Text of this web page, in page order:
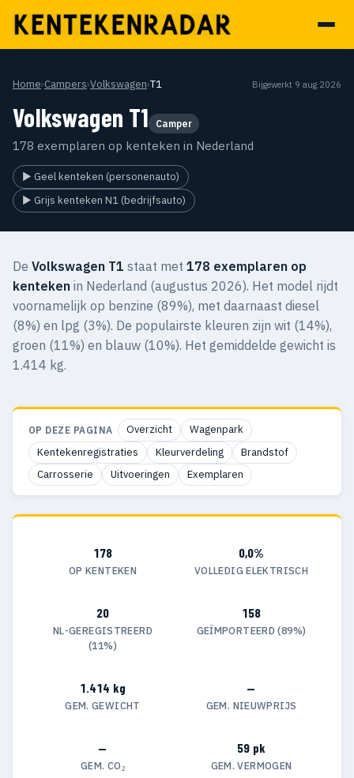
Home›Campers›Volkswagen›T1 Bijgewerkt 9 aug 2026
Volkswagen T1 Camper
178 exemplaren op kenteken in Nederland
▶ Geel kenteken (personenauto)
▶ Grijs kenteken N1 (bedrijfsauto)
De Volkswagen T1 staat met 178 exemplaren op
kenteken in Nederland (augustus 2026). Het model rijdt
voornamelijk op benzine (89%), met daarnaast diesel
(8%) en lpg (3%). De populairste kleuren zijn wit (14%),
groen (11%) en blauw (10%). Het gemiddelde gewicht is
1.414 kg.
OP DEZE PAGINA Overzicht
Wagenpark
Kentekenregistraties
Kleurverdeling
Brandstof
Carrosserie
Uitvoeringen Exemplaren
178
OP KENTEKEN
0,0%
VOLLEDIG ELEKTRISCH
20
NL-GEREGISTREERD
(11%)
158
GEÏMPORTEERD (89%)
1.414 kg
GEM. GEWICHT
—
GEM. NIEUWPRIJS
—
GEM. CO₂
59 pk
GEM. VERMOGEN